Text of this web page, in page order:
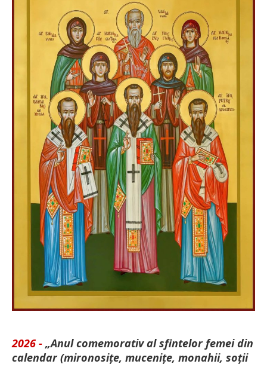
2026 - „Anul comemorativ al sfintelor femei din
calendar (mironosițe, mu­cenițe, monahii, soții